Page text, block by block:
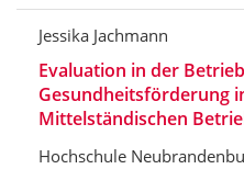
Jessika Jachmann
Evaluation in der
Gesundheitsförderung
Mittelständischen
Hochschule